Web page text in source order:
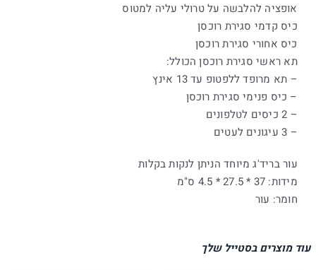
אופציה להלבשה על טרולי עליה למטוס
כיס קדמי סגירת רוכסן
כיס אחורי סגירת רוכסן
תא ראשי סגירת רוכסן הכולל:
– תא מרופד ללפטופ עד 13 אינץ
– כיס פנימי סגירת רוכסן
– 2 כיסים לטלפונים
– 3 עיגונים לעטים
עור בריד'ג מיוחד הניתן לנקות בקלות
מידות: 37 * 27.5 * 4.5 ס"מ
חומר: עור
עוד מוצרים בסטייל שלך